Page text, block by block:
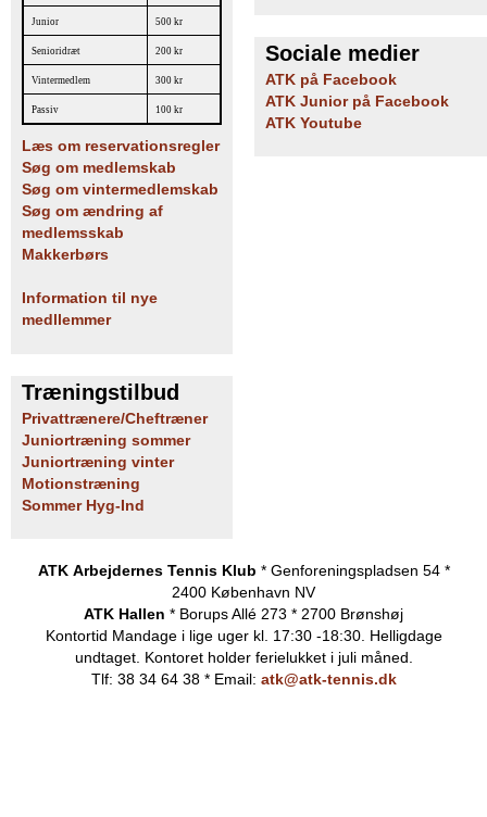
Junior 500 kr
Senioridræt 200 kr
Vintermedlem 300 kr
Passiv 100 kr
Læs om reservationsregler
Søg om medlemskab
Søg om vintermedlemskab
Søg om ændring af
medlemsskab
Makkerbørs
Information til nye
medllemmer
Træningstilbud
Privattrænere/Cheftræner
Juniortræning sommer
Juniortræning vinter
Motionstræning
Sommer Hyg-Ind
Sociale medier
ATK på Facebook
ATK Junior på Facebook
ATK Youtube
ATK Arbejdernes Tennis Klub * Genforeningspladsen 54 *
2400 København NV
ATK Hallen * Borups Allé 273 * 2700 Brønshøj
Kontortid Mandage i lige uger kl. 17:30 -18:30. Helligdage
undtaget.
Kontoret holder ferielukket i juli måned.
Tlf: 38 34 64 38 * Email: atk@atk-tennis.dk